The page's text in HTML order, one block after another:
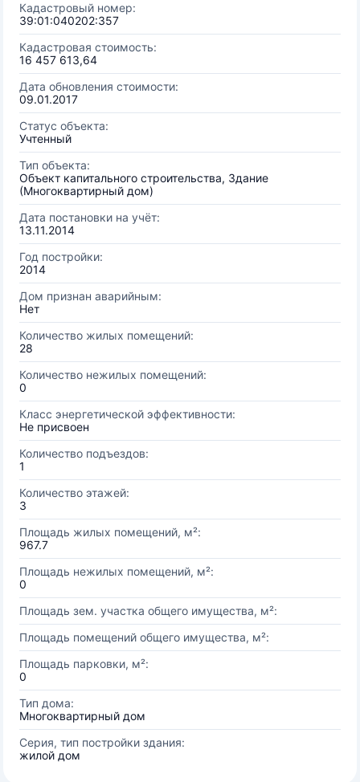
Кадастровый номер:
39:01:040202:357
Кадастровая стоимость:
16 457 613,64
Дата обновления стоимости:
09.01.2017
Статус объекта:
Учтенный
Тип объекта:
Объект капитального строительства, Здание
(Многоквартирный дом)
Дата постановки на учёт:
13.11.2014
Год постройки:
2014
Дом признан аварийным:
Нет
Количество жилых помещений:
28
Количество нежилых помещений:
0
Класс энергетической эффективности:
Не присвоен
Количество подъездов:
1
Количество этажей:
3
Площадь жилых помещений, м²:
967.7
Площадь нежилых помещений, м²:
0
Площадь зем. участка общего имущества, м²:
Площадь помещений общего имущества, м²:
Площадь парковки, м²:
0
Тип дома:
Многоквартирный дом
Серия, тип постройки здания:
жилой дом